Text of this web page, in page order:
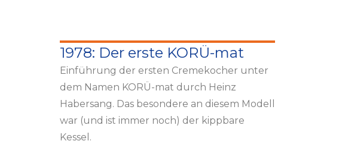
1978: Der erste KORÜ-mat
Einführung der ersten Cremekocher unter
dem Namen KORÜ-mat durch Heinz
Habersang. Das besondere an diesem Modell
war (und ist immer noch) der kippbare
Kessel.